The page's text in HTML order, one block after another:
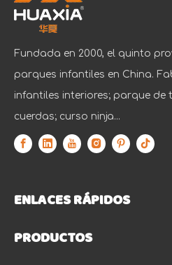
Fundada en 2000, el quinto
parques infantiles en China.
infantiles interiores; parque de
cuerdas; curso ninja...
ENLACES RÁPIDOS
PRODUCTOS